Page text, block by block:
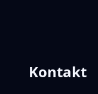
Kontakt